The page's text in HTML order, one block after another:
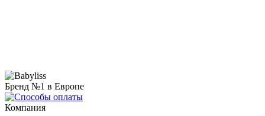
Бренд №1 в Европе
Компания